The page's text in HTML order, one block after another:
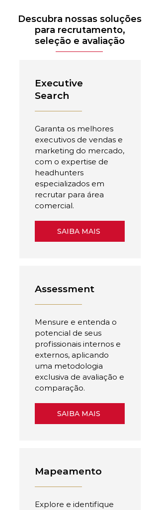
Descubra nossas soluções
para recrutamento,
seleção e avaliação
Executive
Search
Garanta os melhores
executivos de vendas e
marketing do mercado,
com o expertise de
headhunters
especializados em
recrutar para área
comercial.
SAIBA MAIS
Assessment
Mensure e entenda o
potencial de seus
profissionais internos e
externos, aplicando
uma metodologia
exclusiva de avaliação e
comparação.
SAIBA MAIS
Mapeamento
Explore e identifique